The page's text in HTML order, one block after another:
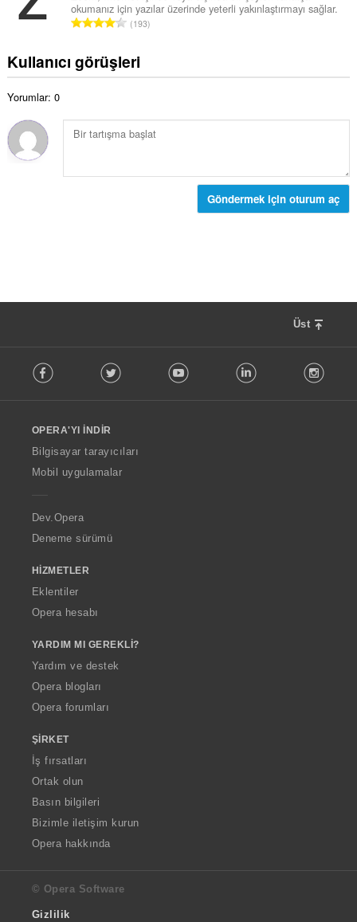
ı
:a
y
s
ı
a
m
y
s
ı
s
okumanız için yazılar üzerinde yeterli yakınlaştırmayı sağlar.
T
l
o
y
y
193
Kullanıcı görüşleri
Yorumlar: 0
Göndermek için oturum aç
Üst
o
w
O
p
a
Facebook Twitter Youtube LinkedIn
OPERA'YI İNDIR
Bilgisayar tarayıcıları
Mobil uygulamalar
Dev.Opera
Deneme sürümü
HIZMETLER
Eklentiler
Opera hesabı
YARDIM MI GEREKLI?
Yardım ve destek
Opera blogları
Opera forumları
ŞIRKET
İş fırsatları
Ortak olun
Basın bilgileri
Bizimle iletişim kurun
Opera hakkında
© Opera Software
Gizlilik